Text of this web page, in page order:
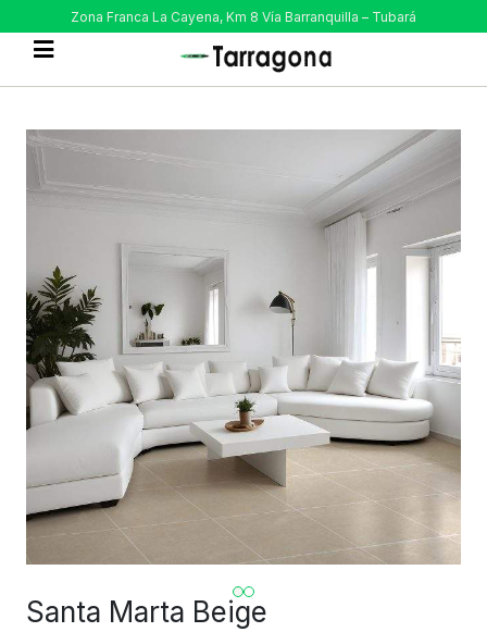
Zona Franca La Cayena, Km 8 Vía Barranquilla – Tubará
Santa Marta Beige